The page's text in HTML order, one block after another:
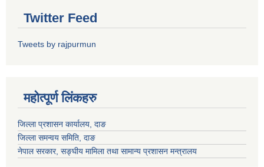
Twitter Feed
Tweets by rajpurmun
महोत्पूर्ण लिंकहरु
जिल्ला प्रशासन कार्यालय, दाङ
जिल्ला समन्वय समिति, दाङ
नेपाल सरकार, सङ्घीय मामिला तथा सामान्य प्रशासन मन्त्रालय